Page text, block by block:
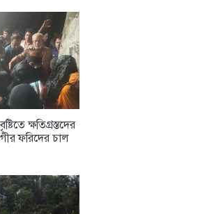
ক্ষতিগ্রস্তদের
ফরিদের চাল